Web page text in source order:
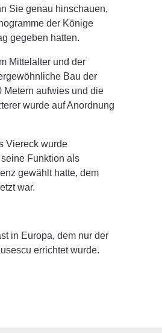
Sie genau hinschauen,
der Könige
gegeben hatten.
Mittelalter und der
Bau der
Metern aufwies und die
wurde auf Anordnung
Viereck wurde
Funktion als
gewählt hatte, dem
war.
in Europa, dem nur der
errichtet wurde.